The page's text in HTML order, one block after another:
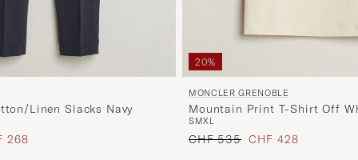
Linen Slacks Navy
Preis
268
20%
MONCLER GRENOBLE
Mountain Print T-Shirt Off
SMXL
Regulärer Preis
CHF 535 Reduzierter Preis
CHF 428